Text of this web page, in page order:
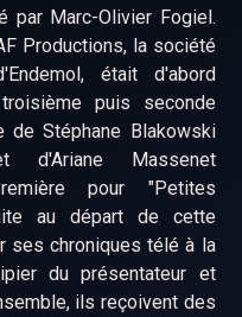
par Marc-Olivier Fogiel.
Productions, la société
était d'abord
puis seconde
de Stéphane Blakowski
d'Ariane Massenet
pour "Petites
au départ de cette
ses chroniques télé à la
du présentateur et
ils reçoivent des